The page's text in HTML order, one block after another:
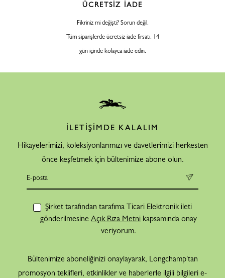
ÜCRETSİZ İADE
Fikriniz mi değişti? Sorun değil.
Tüm siparişlerde ücretsiz iade fırsatı. 14
gün içinde kolayca iade edin.
İLETİŞİMDE KALALIM
Hikayelerimizi, koleksiyonlarımızı ve davetlerimizi herkesten
önce keşfetmek için bültenimize abone olun.
Şirket tarafından tarafıma Ticari Elektronik ileti
gönderilmesine Açık Rıza Metni kapsamında onay
veriyorum.
Bültenimize aboneliğinizi onaylayarak, Longchamp'tan
promosyon teklifleri, etkinlikler ve haberlerle ilgili bilgileri e-